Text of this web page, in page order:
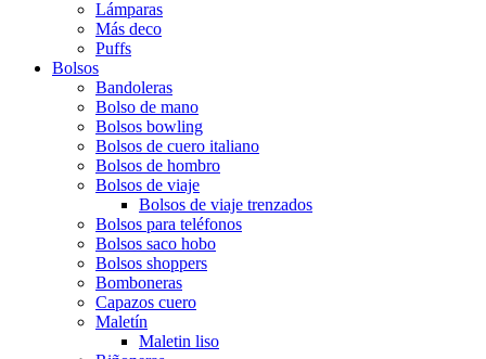
Lámparas
Más deco
Puffs
Bolsos
Bandoleras
Bolso de mano
Bolsos bowling
Bolsos de cuero italiano
Bolsos de hombro
Bolsos de viaje
Bolsos de viaje trenzados
Bolsos para teléfonos
Bolsos saco hobo
Bolsos shoppers
Bomboneras
Capazos cuero
Maletín
Maletin liso